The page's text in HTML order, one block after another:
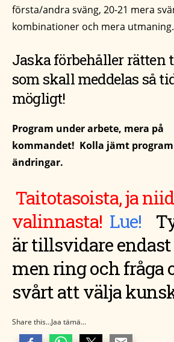
första/andra sväng, 20-21 mera
kombinationer och mera utmaning.
Jaska förbehåller rätten
som skall meddelas så
mögligt!
Program under arbete, mera på
kommandet! Kolla jämt
ändringar.
Taitotasoista, ja
valinnasta! Lue! T
är tillsvidare
men ring och fråga
svårt att välja
Share this...Jaa tämä...